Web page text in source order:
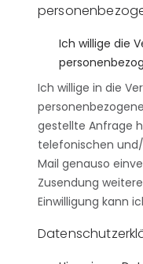
Ich willige die
Ich willige in die
gestellte Anfrage
telefonischen
Mail genauso
Zusendung
Einwilligung kann